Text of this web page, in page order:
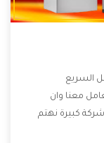
السريع
معنا وان
كبيرة نهتم